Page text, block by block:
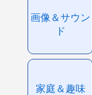
画像＆サウン
ド
家庭＆趣味